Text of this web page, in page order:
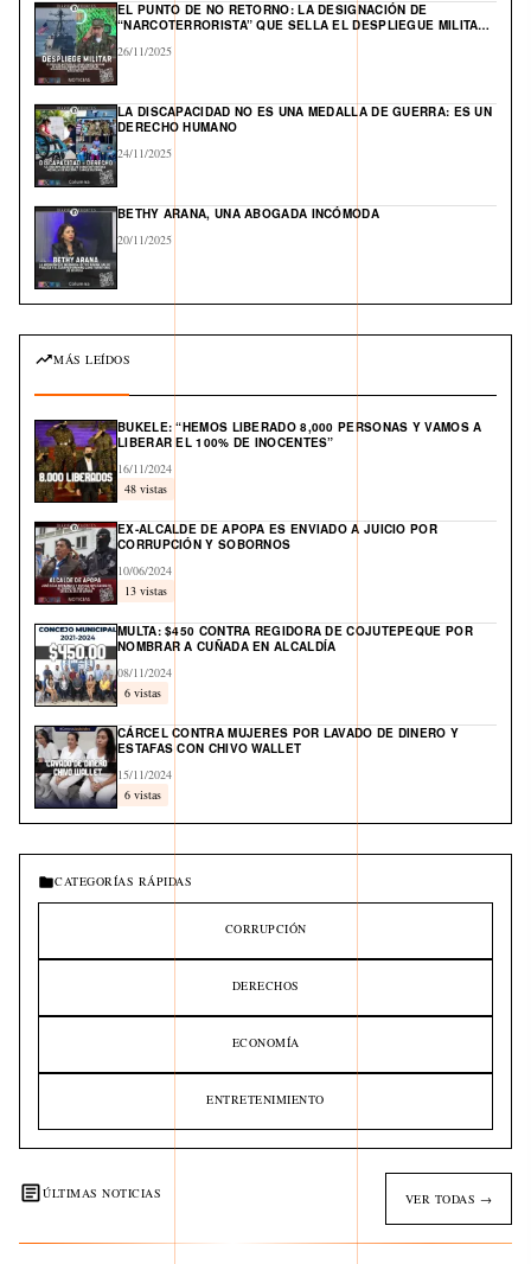
EL PUNTO DE NO RETORNO: LA DESIGNACIÓN DE
“NARCOTERRORISTA” QUE SELLA EL DESPLIEGUE MILITAR
26/11/2025
LA DISCAPACIDAD NO ES UNA MEDALLA DE GUERRA: ES UN
DERECHO HUMANO
24/11/2025
BETHY ARANA, UNA ABOGADA INCÓMODA
20/11/2025
MÁS LEÍDOS
BUKELE: “HEMOS LIBERADO 8,000 PERSONAS Y VAMOS A
LIBERAR EL 100% DE INOCENTES”
16/11/2024
48 vistas
EX-ALCALDE DE APOPA ES ENVIADO A JUICIO POR
CORRUPCIÓN Y SOBORNOS
10/06/2024
13 vistas
MULTA: $450 CONTRA REGIDORA DE COJUTEPEQUE POR
NOMBRAR A CUÑADA EN ALCALDÍA
08/11/2024
6 vistas
CÁRCEL CONTRA MUJERES POR LAVADO DE DINERO Y
ESTAFAS CON CHIVO WALLET
15/11/2024
6 vistas
CATEGORÍAS RÁPIDAS
CORRUPCIÓN
DERECHOS
ECONOMÍA
ENTRETENIMIENTO
ÚLTIMAS NOTICIAS VER TODAS →